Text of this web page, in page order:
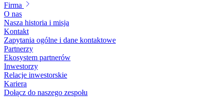
Firma
O nas
Nasza historia i misja
Kontakt
Zapytania ogólne i dane kontaktowe
Partnerzy
Ekosystem partnerów
Inwestorzy
Relacje inwestorskie
Kariera
Dołącz do naszego zespołu